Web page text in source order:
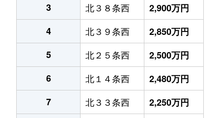
3
北３８条西
2,900万円
4
北３９条西
2,850万円
5
北２５条西
2,500万円
6
北１４条西
2,480万円
7
北３３条西
2,250万円